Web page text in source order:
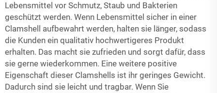
Lebensmittel vor Schmutz, Staub und Bakterien
geschützt werden. Wenn Lebensmittel sicher in einer
Clamshell aufbewahrt werden, halten sie länger, sodass
die Kunden ein qualitativ hochwertigeres Produkt
erhalten. Das macht sie zufrieden und sorgt dafür, dass
sie gerne wiederkommen. Eine weitere positive
Eigenschaft dieser Clamshells ist ihr geringes Gewicht.
Dadurch sind sie leicht und tragbar. Wenn Sie